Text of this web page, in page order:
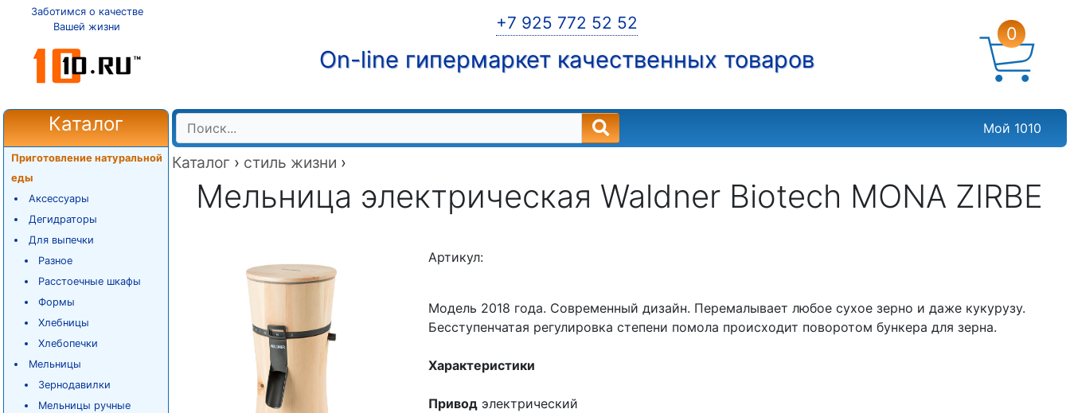
Заботимся о качестве
Вашей жизни
+7 925 772 52 52
On-line гипермаркет качественных товаров
0
Каталог
Приготовление натуральной
еды
Аксессуары
Дегидраторы
Для выпечки
Разное
Расстоечные шкафы
Формы
Хлебницы
Хлебопечки
Мельницы
Зернодавилки
Мельницы ручные
Мой 1010
Каталог › стиль жизни ›
Мельница электрическая Waldner Biotech MONA ZIRBE
Артикул:
Модель 2018 года. Современный дизайн. Перемалывает любое сухое зерно и даже кукурузу.
Бесступенчатая регулировка степени помола происходит поворотом бункера для зерна.
Характеристики
Привод электрический